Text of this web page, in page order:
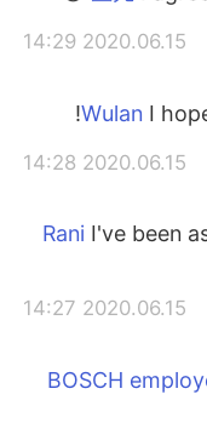
2020.06.15 14:29
I
2020.06.15 14:28
I've been
2020.06.15 14:27